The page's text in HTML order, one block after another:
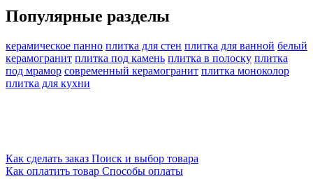
Популярные разделы
керамическое панно плитка для стен плитка для ванной белый
керамогранит плитка под камень плитка в полоску плитка
под мрамор современный керамогранит плитка моноколор
плитка для кухни
Как сделать заказ Поиск и выбор товара
Как оплатить товар Способы оплаты